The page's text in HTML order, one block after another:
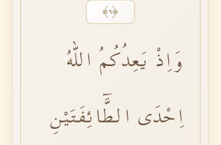
﴿٦﴾
وَاِذْ يَعِدُكُمُ اللّٰهُ
اِحْدَى الطَّٓائِفَتَيْنِ